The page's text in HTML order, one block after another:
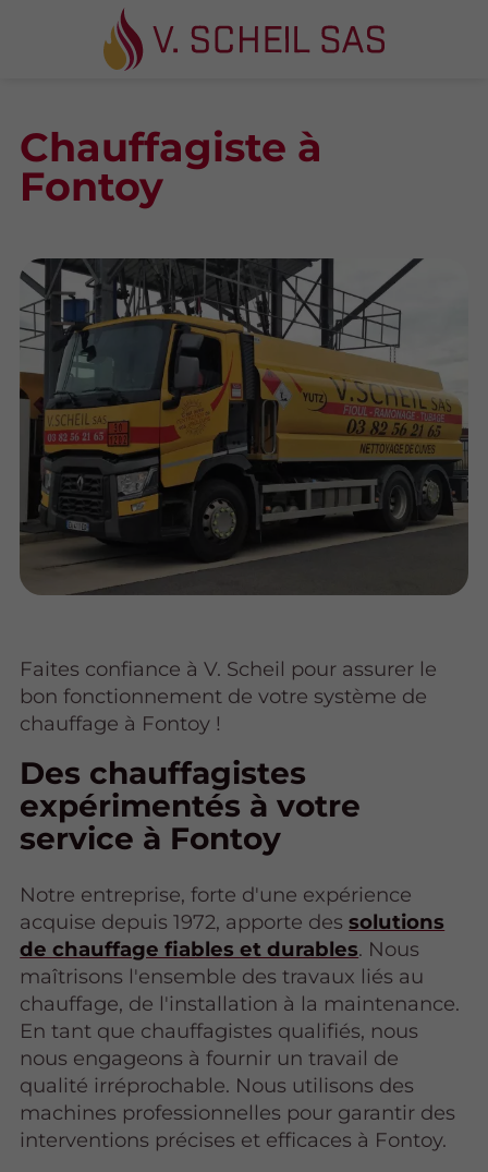
Chauffagiste à
Fontoy
Faites confiance à V. Scheil pour assurer le
bon fonctionnement de votre système de
chauffage à Fontoy !
Des chauffagistes
expérimentés à votre
service à Fontoy
Notre entreprise, forte d'une expérience
acquise depuis 1972, apporte dessolutions
de chauffage fiables et durables. Nous
maîtrisons l'ensemble des travaux liés au
chauffage, de l'installation à la maintenance.
En tant que chauffagistes qualifiés, nous
nous engageons à fournir un travail de
qualité irréprochable. Nous utilisons des
machines professionnelles pour garantir des
interventions précises et efficaces à Fontoy.